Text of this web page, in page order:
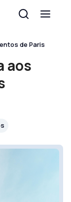
de Paris
aos